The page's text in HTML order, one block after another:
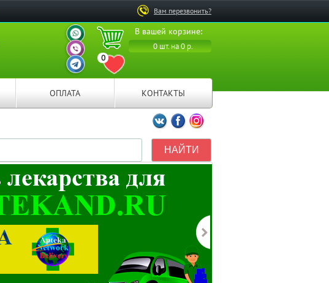
Вам перезвонить?
В вашей корзине:
0 шт. на 0 р.
0
ПЕРЕЙТИ В ИЗБРАННОЕ
ВАШ ПЕРСОНАЛЬНЫЙ
МЕНЕДЖЕР
ВАШ ПЕРСОНАЛЬНЫЙ
МЕНЕДЖЕР
ВАШ ПЕРСОНАЛЬНЫЙ
МЕНЕДЖЕР
ОПЛАТА КОНТАКТЫ
Мы ВКонтакте
Мы на Facebook
Мы в Instagramm